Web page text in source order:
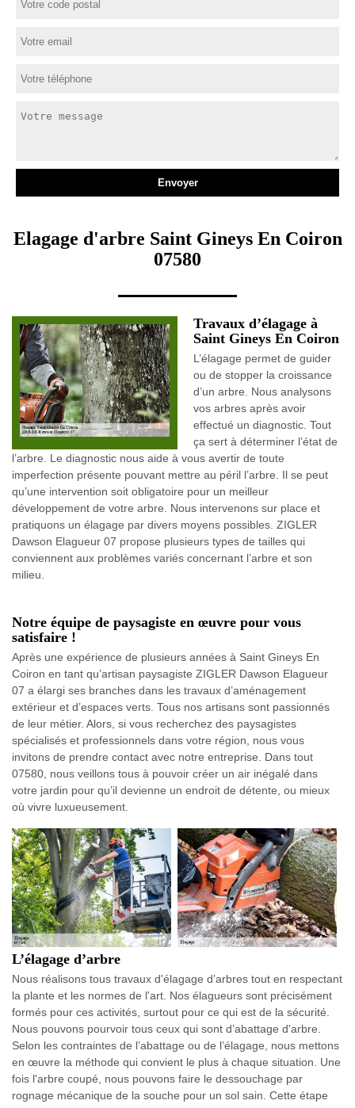
Elagage d'arbre Saint Gineys En Coiron
07580
Travaux d’élagage à
Saint Gineys En Coiron
L’élagage permet de guider
ou de stopper la croissance
d’un arbre. Nous analysons
vos arbres après avoir
effectué un diagnostic. Tout
ça sert à déterminer l’état de
l’arbre. Le diagnostic nous aide à vous avertir de toute
imperfection présente pouvant mettre au péril l’arbre. Il se peut
qu’une intervention soit obligatoire pour un meilleur
développement de votre arbre. Nous intervenons sur place et
pratiquons un élagage par divers moyens possibles. ZIGLER
Dawson Elagueur 07 propose plusieurs types de tailles qui
conviennent aux problèmes variés concernant l’arbre et son
milieu.
Notre équipe de paysagiste en œuvre pour vous
satisfaire !
Après une expérience de plusieurs années à Saint Gineys En
Coiron en tant qu’artisan paysagiste ZIGLER Dawson Elagueur
07 a élargi ses branches dans les travaux d’aménagement
extérieur et d’espaces verts. Tous nos artisans sont passionnés
de leur métier. Alors, si vous recherchez des paysagistes
spécialisés et professionnels dans votre région, nous vous
invitons de prendre contact avec notre entreprise. Dans tout
07580, nous veillons tous à pouvoir créer un air inégalé dans
votre jardin pour qu’il devienne un endroit de détente, ou mieux
où vivre luxueusement.
L’élagage d’arbre
Nous réalisons tous travaux d'élagage d’arbres tout en respectant
la plante et les normes de l'art. Nos élagueurs sont précisément
formés pour ces activités, surtout pour ce qui est de la sécurité.
Nous pouvons pourvoir tous ceux qui sont d’abattage d'arbre.
Selon les contraintes de l’abattage ou de l’élagage, nous mettons
en œuvre la méthode qui convient le plus à chaque situation. Une
fois l'arbre coupé, nous pouvons faire le dessouchage par
rognage mécanique de la souche pour un sol sain. Cette étape